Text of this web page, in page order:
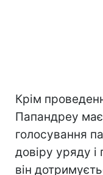
Крім
Папандреу
голосування
довіру уряду і
він